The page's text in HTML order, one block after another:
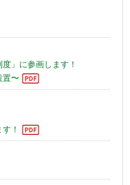
」に参画します！
置〜
！